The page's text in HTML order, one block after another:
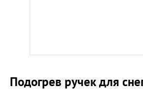
Подогрев ручек для